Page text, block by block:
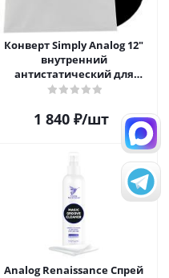
Конверт Simply Analog 12"
внутренний
антистатический для
пластинок (25шт)
1 840₽/шт
Analog Renaissance Спрей